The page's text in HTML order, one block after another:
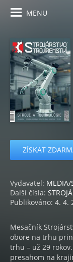
MENU
ZÍSKAT
Vydavatel: MEDIA/
Další čísla:
Publikováno: 4. 4.
Mesačník
obore na trhu
trhu – už 29
presahom na